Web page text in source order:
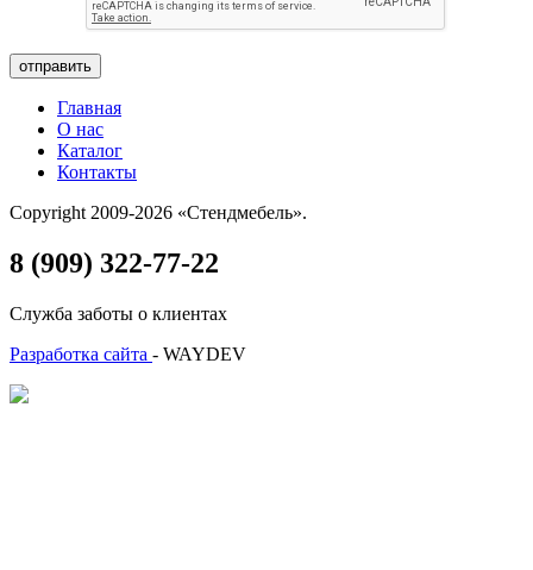
отправить
Главная
О нас
Каталог
Контакты
Copyright 2009-2026 «Стендмебель».
8 (909) 322-77-22
Служба заботы о клиентах
Разработка сайта - WAYDEV